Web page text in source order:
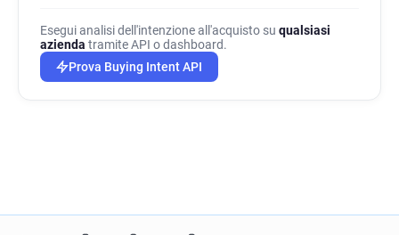
f************@st-christophers.co.uk
s************@st-christophers.co.uk
r*********@st-christophers.co.uk
Esegui analisi dell'intenzione all'acquisto su qualsiasi
azienda tramite API o dashboard.
Prova Buying Intent API